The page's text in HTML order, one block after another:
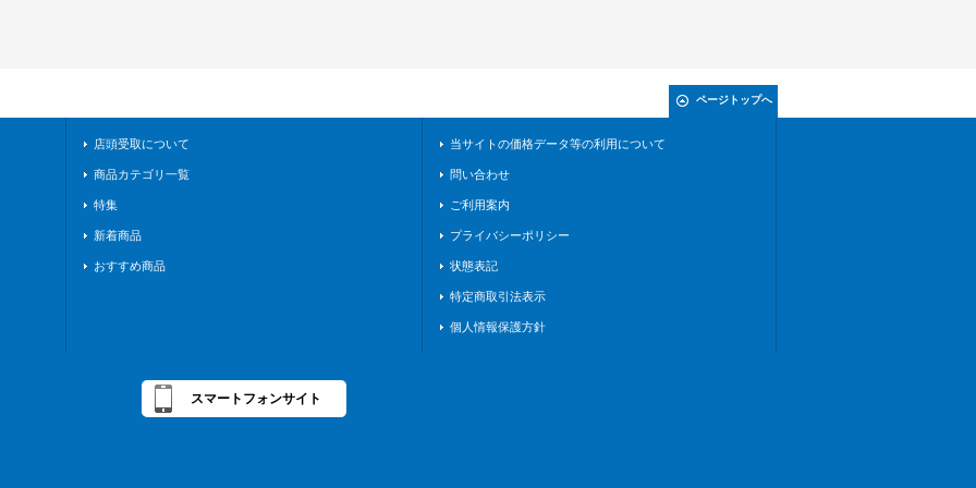
ページトップへ
店頭受取について
商品カテゴリ一覧
特集
新着商品
おすすめ商品
当サイトの価格データ等の利用について
問い合わせ
ご利用案内
プライバシーポリシー
状態表記
特定商取引法表示
個人情報保護方針
スマートフォンサイト